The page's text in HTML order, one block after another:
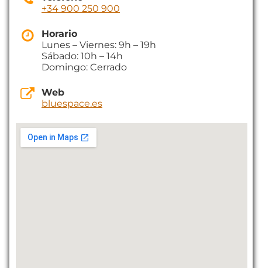
+34 900 250 900
Horario
Lunes – Viernes: 9h – 19h
Sábado: 10h – 14h
Domingo: Cerrado
Web
bluespace.es